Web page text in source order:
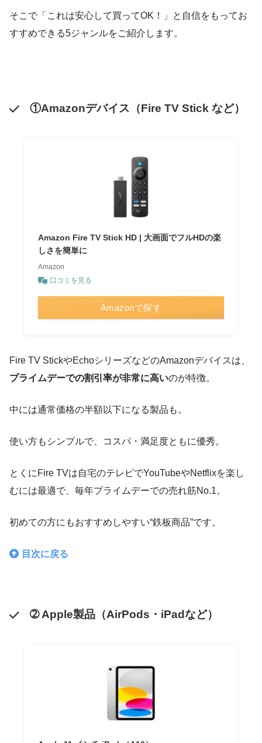
そこで「これは安心して買ってOK！」と自信をもってお
すすめできる5ジャンルをご紹介します。
①Amazonデバイス（Fire TV Stick など）
Amazon Fire TV Stick HD | 大画面でフルHDの楽
しさを簡単に
Amazon
口コミを見る
Amazonで探す
Fire TV StickやEchoシリーズなどのAmazonデバイスは、
プライムデーでの割引率が非常に高いのが特徴。
中には通常価格の半額以下になる製品も。
使い方もシンプルで、コスパ・満足度ともに優秀。
とくにFire TVは自宅のテレビでYouTubeやNetflixを楽し
むには最適で、毎年プライムデーでの売れ筋No.1。
初めての方にもおすすめしやすい“鉄板商品”です。
目次に戻る
➁ Apple製品（AirPods・iPadなど）